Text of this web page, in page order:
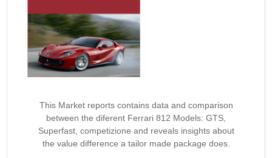
This Market reports contains data and comparison
between the diferent Ferrari 812 Models: GTS,
Superfast, competizione and reveals insights about
the value difference a tailor made package does.